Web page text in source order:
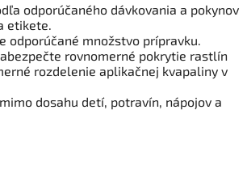
odporúčaného dávkovania a pokynov
etikete.
odporúčané množstvo prípravku.
rovnomerné pokrytie rastlín
rozdelenie aplikačnej kvapaliny v
dosahu detí, potravín, nápojov a